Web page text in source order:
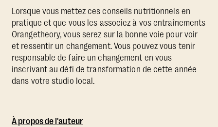
Lorsque vous mettez ces conseils nutritionnels en
pratique et que vous les associez à vos entraînements
Orangetheory, vous serez sur la bonne voie pour voir
et ressentir un changement. Vous pouvez vous tenir
responsable de faire un changement en vous
inscrivant au défi de transformation de cette année
dans votre studio local.
À propos de l'auteur